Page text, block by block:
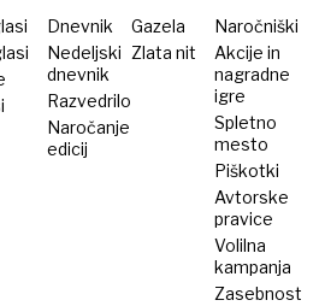
Dnevnik
Nedeljski
dnevnik
Razvedrilo
Naročanje
edicij
Gazela
Zlata nit
Naročniški
Akcije in
nagradne
igre
Spletno
mesto
Piškotki
Avtorske
pravice
Volilna
kampanja
Zasebnost